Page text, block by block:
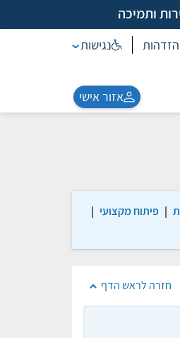
ותמיכה
הזדהות נגישות
אזור אישי
| פיתוח מקצועי |
חזרה לראש הדף